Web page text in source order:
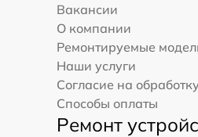
Вакансии
О компании
Ремонтируемые
Наши услуги
Согласие на
Способы оплаты
Ремонт